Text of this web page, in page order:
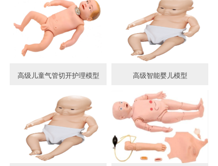
高级儿童气管切开护理模型 高级智能婴儿模型